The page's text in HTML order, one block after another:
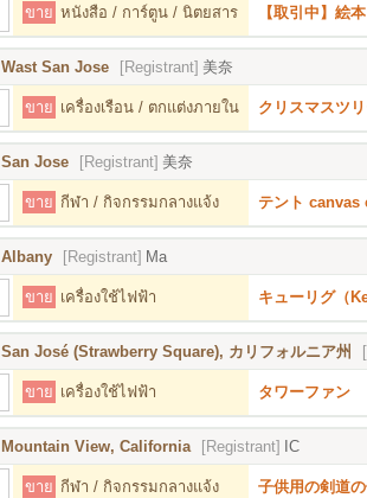
ขาย หนังสือ / การ์ตูน / นิตยสาร 【取引中】絵本
Wast San Jose [Registrant] 美奈
ขาย เครื่องเรือน / ตกแต่งภายใน クリスマスツ
San Jose [Registrant] 美奈
ขาย กีฬา / กิจกรรมกลางแจ้ง テント canvas
Albany [Registrant] Ma
ขาย เครื่องใช้ไฟฟ้า キューリグ（
San José (Strawberry Square), カリフォルニア州
ขาย เครื่องใช้ไฟฟ้า タワーファン
Mountain View, California [Registrant] IC
ขาย กีฬา / กิจกรรมกลางแจ้ง 子供用の剣道